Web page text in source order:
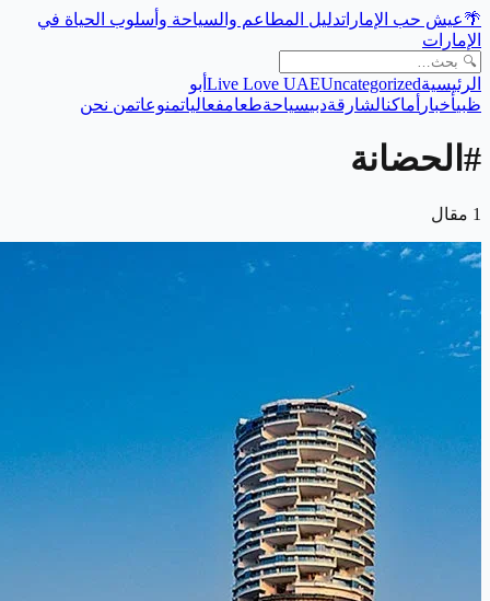
🌴عيش حب الإماراتدليل المطاعم والسياحة وأسلوب الحياة في
الإمارات
الرئيسية Live Love UAEUncategorized
أبو
ظبيأخبار أماكنالشارقةدبيسياحةطعامفعالياتمنوعاتمن نحن
# الحضانة
1 مقال